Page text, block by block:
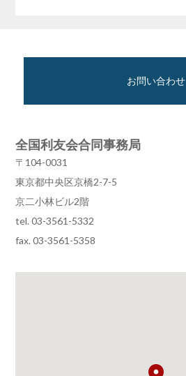
お問い合わせ
全国利友会合同事務局
〒104-0031
東京都中央区京橋2-7-5
京二小林ビル2階
tel. 03-3561-5332
fax. 03-3561-5358